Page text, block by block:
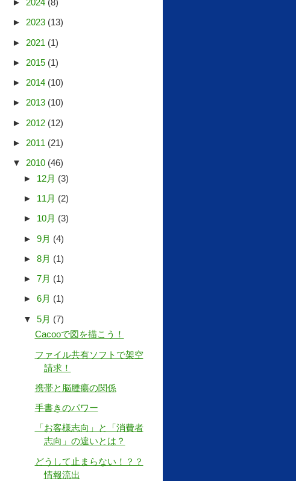
► 2024 (8)
► 2023 (13)
► 2021 (1)
► 2015 (1)
► 2014 (10)
► 2013 (10)
► 2012 (12)
► 2011 (21)
▼ 2010 (46)
► 12月 (3)
► 11月 (2)
► 10月 (3)
► 9月 (4)
► 8月 (1)
► 7月 (1)
► 6月 (1)
▼ 5月 (7)
Cacooで図を描こう！
ファイル共有ソフトで架空
請求！
携帯と脳腫瘍の関係
手書きのパワー
「お客様志向」と「消費者
志向」の違いとは？
どうして止まらない！？？
情報流出